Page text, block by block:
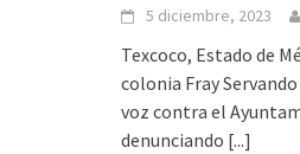
5 diciembre, 2023
Texcoco, Estado de
colonia Fray
voz contra el
denunciando [...]